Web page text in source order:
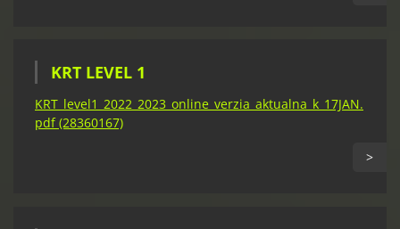
KRT LEVEL 1
KRT_level1_2022_2023_online_verzia_aktualna_k_17JAN.
pdf (28360167)
>